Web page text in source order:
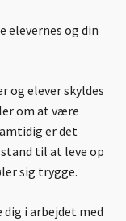
elevernes og din
elever skyldes
om at være
er det
til at leve op
sig trygge.
i arbejdet med